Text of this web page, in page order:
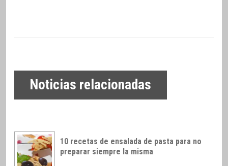
Noticias relacionadas
10 recetas de ensalada de pasta para no
preparar siempre la misma